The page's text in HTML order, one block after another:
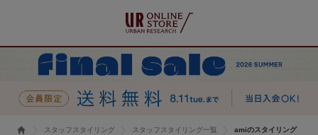
スタッフスタイリング スタッフスタイリング一覧 amiのスタイリング